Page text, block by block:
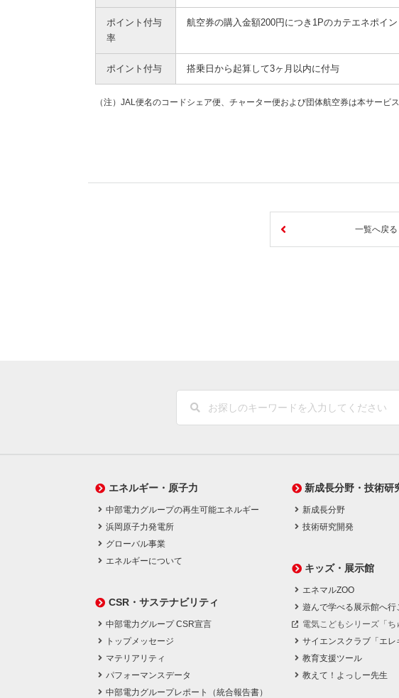
ポイント付与
率
航空券の購入金額200円につき1Pのカテエネポイ
ポイント付与 搭乗日から起算して3ヶ月以内に付与
（注）JAL便名のコードシェア便、チャーター便および団体航空券は本サービ
一覧へ戻る
エネルギー・原子力
中部電力グループの再生可能エネルギー
浜岡原子力発電所
グローバル事業
エネルギーについて
CSR・サステナビリティ
中部電力グループ CSR宣言
トップメッセージ
マテリアリティ
パフォーマンスデータ
中部電力グループレポート（統合報告書）
新成長分野・技術研
新成長分野
技術研究開発
キッズ・展示館
エネマルZOO
遊んで学べる展示館へ行
電気こどもシリーズ「ち
サイエンスクラブ「エレ
教育支援ツール
教えて！よっしー先生